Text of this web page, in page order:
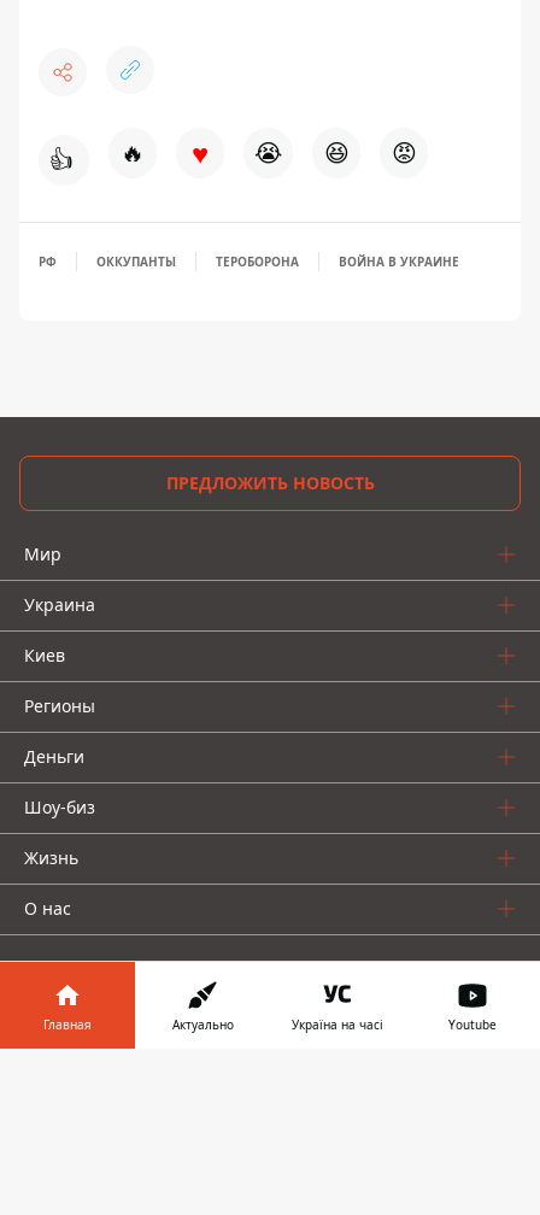
👍 🔥 ♥ 😭 😆 😡
РФ ОККУПАНТЫ ТЕРОБОРОНА ВОЙНА В УКРАИНЕ
ПРЕДЛОЖИТЬ НОВОСТЬ
Мир
Украина
Киев
Регионы
Деньги
Шоу-биз
Жизнь
О нас
Главная Актуально Україна на часі Youtube